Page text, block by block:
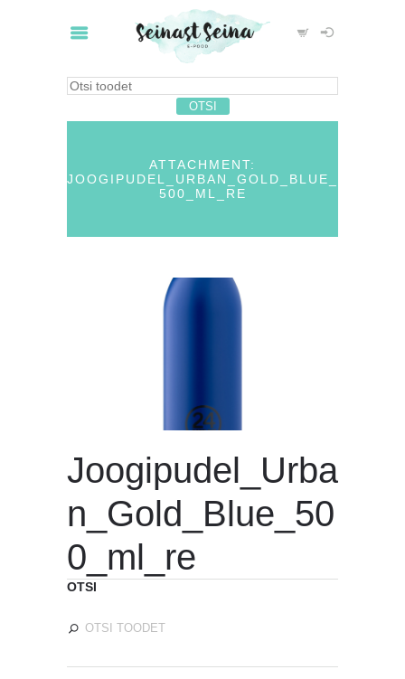
ATTACHMENT:
JOOGIPUDEL_URBAN_GOLD_BLUE_
500_ML_RE
Joogipudel_Urba
n_Gold_Blue_50
0_ml_re
OTSI